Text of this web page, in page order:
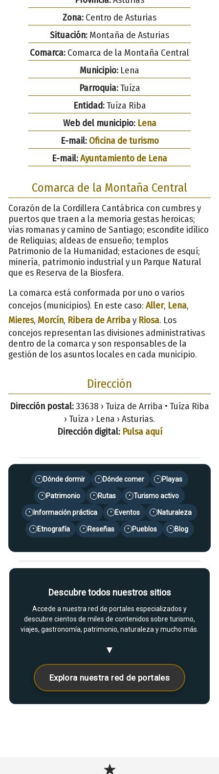
Zona: Centro de Asturias
Situación: Montaña de Asturias
Comarca: Comarca de la Montaña Central
Municipio: Lena
Parroquia:Tuíza
Entidad:Tuíza Riba
Web del municipio: Lena
E-mail: Oficina de turismo
E-mail:Ayuntamiento de Lena
Comarca de la Montaña Central
Corazón de la Cordillera Cantábrica con cumbres y
puertos que traen a la memoria gestas heroicas;
vías romanas y camino de Santiago; escondite idílico
de Reliquias; aldeas de ensueño; templos
Patrimonio de la Humanidad; estaciones de esquí;
minería, patrimonio industrial y un Parque Natural
que es Reserva de la Biosfera.
La comarca está conformada por uno o varios
concejos (municipios). En este caso: Aller, Lena,
Mieres, Morcín, Ribera de Arribay Riosa. Los
concejos representan las divisiones administrativas
dentro de la comarca y son responsables de la
gestión de los asuntos locales en cada municipio.
Dirección
Dirección postal:33638 › Tuiza de Arriba • Tuíza Riba
› Tuíza › Lena › Asturias.
Dirección digital: Pulsa aquí
• Dónde dormir • Dónde comer • Playas
• Patrimonio • Rutas • Turismo activo
• Información práctica • Eventos • Naturaleza
• Etnografía • Reseñas • Pueblos • Blog
Descubre todos nuestros sitios
Accede a nuestra red de portales especializados y
descubre cientos de miles de contenidos sobre turismo,
viajes, gastronomía, patrimonio, naturaleza y mucho más.
▼
Explora nuestra red de portales